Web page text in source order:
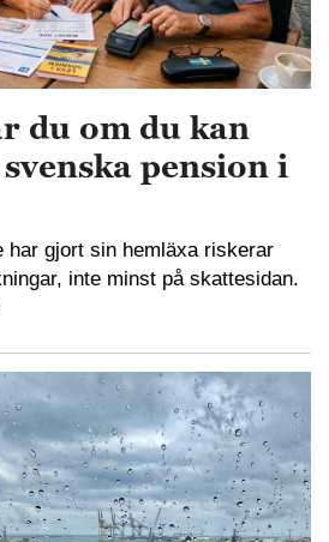
du om du kan
pension i
har gjort sin hemläxa riskerar
inte minst på skattesidan.